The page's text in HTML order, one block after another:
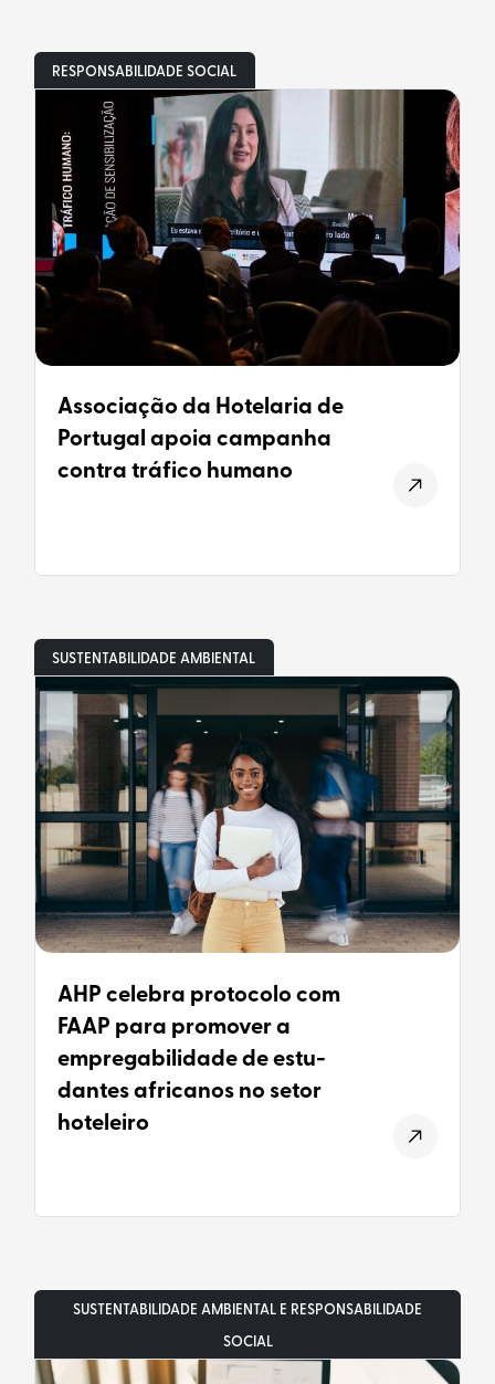
RESPONSABILIDADE SOCIAL
Associação da Hotelaria de
Portugal apoia campanha
contra tráfico humano
SUSTENTABILIDADE AMBIENTAL
AHP celebra protocolo com
FAAP para promover a
empregabilidade de estu-
dantes africanos no setor
hoteleiro
SUSTENTABILIDADE AMBIENTAL E RESPONSABILIDADE
SOCIAL